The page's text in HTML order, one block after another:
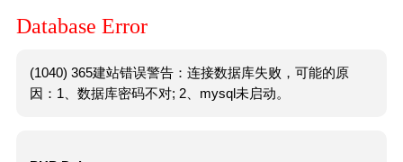
Database Error
(1040) 365建站错误警告：连接数据库失败，可能的原
因：1、数据库密码不对; 2、mysql未启动。